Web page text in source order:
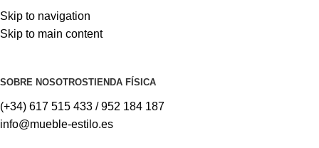
Skip to navigation
Skip to main content
SOBRE NOSOTROSTIENDA FÍSICA
(+34) 617 515 433 / 952 184 187
info@mueble-estilo.es